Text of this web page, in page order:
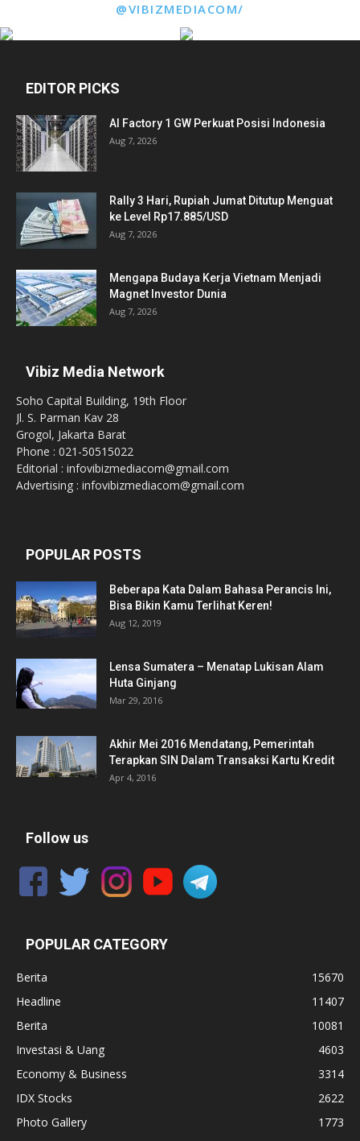
@VIBIZMEDIACOM/
EDITOR PICKS
AI Factory 1 GW Perkuat Posisi Indonesia
Aug 7, 2026
Rally 3 Hari, Rupiah Jumat Ditutup Menguat
ke Level Rp17.885/USD
Aug 7, 2026
Mengapa Budaya Kerja Vietnam Menjadi
Magnet Investor Dunia
Aug 7, 2026
Vibiz Media Network
Soho Capital Building, 19th Floor
Jl. S. Parman Kav 28
Grogol, Jakarta Barat
Phone : 021-50515022
Editorial : infovibizmediacom@gmail.com
Advertising : infovibizmediacom@gmail.com
POPULAR POSTS
Beberapa Kata Dalam Bahasa Perancis Ini,
Bisa Bikin Kamu Terlihat Keren!
Aug 12, 2019
Lensa Sumatera – Menatap Lukisan Alam
Huta Ginjang
Mar 29, 2016
Akhir Mei 2016 Mendatang, Pemerintah
Terapkan SIN Dalam Transaksi Kartu Kredit
Apr 4, 2016
Follow us
POPULAR CATEGORY
Berita
15670
Headline
11407
Berita
10081
Investasi & Uang
4603
Economy & Business
3314
IDX Stocks
2622
Photo Gallery
1773